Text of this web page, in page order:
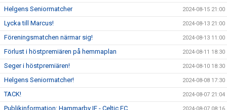
Helgens Seniormatcher 2024-08-15 21:00
Lycka till Marcus! 2024-08-13 21:00
Föreningsmatchen närmar sig! 2024-08-13 11:00
Förlust i höstpremiären på hemmaplan 2024-08-11 18:30
Seger i höstpremiären! 2024-08-10 18:30
Helgens Seniormatcher! 2024-08-08 17:30
TACK! 2024-08-07 21:04
Publikinformation: Hammarby IF - Celtic FC